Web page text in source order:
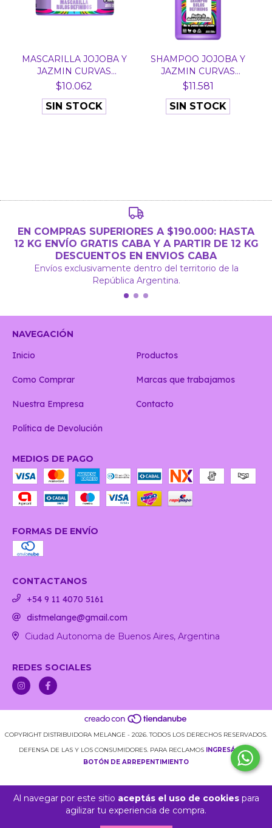
Al navegar por este sitio aceptás el uso de cookiespara
agilizar tu experiencia de compra.
MASCARILLA JOJOBA Y
JAZMIN CURVAS
PELIGR...
$10.062
SIN STOCK
SHAMPOO JOJOBA Y
JAZMIN CURVAS
PELIGROSA...
$11.581
SIN STOCK
EN COMPRAS SUPERIORES A $190.000: HASTA
12 KG ENVÍO GRATIS CABA Y A PARTIR DE 12 KG
DESCUENTOS EN ENVIOS CABA
Envíos exclusivamente dentro del territorio de la
República Argentina.
NAVEGACIÓN
Inicio
Productos
Como Comprar Marcas que trabajamos
Nuestra Empresa Contacto
Política de Devolución
MEDIOS DE PAGO
FORMAS DE ENVÍO
CONTACTANOS
+54 9 11 4070 5161
distmelange@gmail.com
Ciudad Autonoma de Buenos Aires, Argentina
REDES SOCIALES
COPYRIGHT DISTRIBUIDORA MELANGE - 2026. TODOS LOS DERECHOS RESERVADOS.
DEFENSA DE LAS Y LOS CONSUMIDORES. PARA RECLAMOS
INGRESÁ ACÁ.
BOTÓN DE ARREPENTIMIENTO